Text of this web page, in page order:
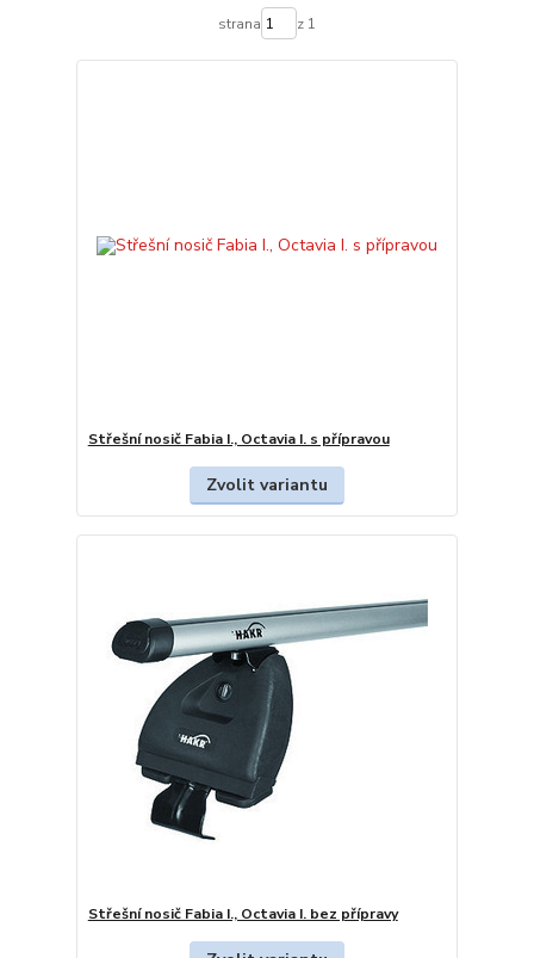
strana z 1
Střešní nosič Fabia I., Octavia I. s přípravou
Zvolit variantu
Střešní nosič Fabia I., Octavia I. bez přípravy